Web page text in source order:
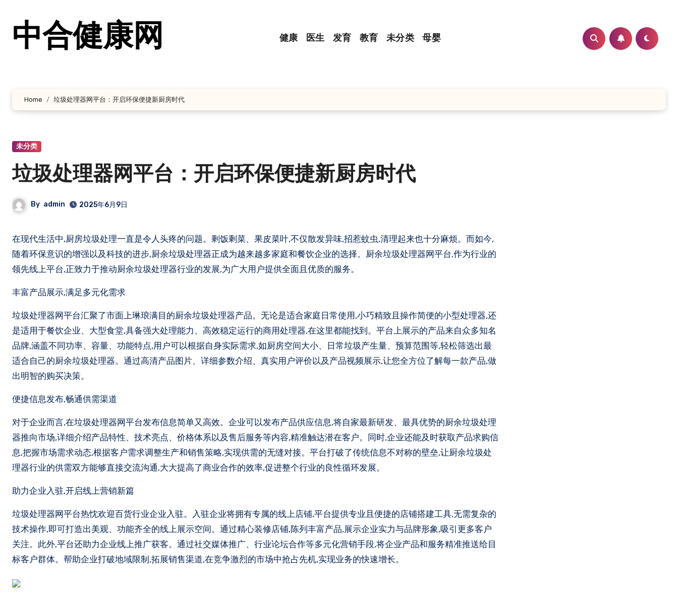
中合健康网 健康 医生 发育 教育 未分类 母婴
Home 垃圾处理器网平台：开启环保便捷新厨房时代
未分类
垃圾处理器网平台：开启环保便捷新厨房时代
By admin 2025年6月9日
在现代生活中,厨房垃圾处理一直是令人头疼的问题。剩饭剩菜、果皮菜叶,不仅散发异味,招惹蚊虫,清理起来也十分麻烦。而如今,
随着环保意识的增强以及科技的进步,厨余垃圾处理器正成为越来越多家庭和餐饮企业的选择。厨余垃圾处理器网平台,作为行业的
领先线上平台,正致力于推动厨余垃圾处理器行业的发展,为广大用户提供全面且优质的服务。
丰富产品展示,满足多元化需求
垃圾处理器网平台汇聚了市面上琳琅满目的厨余垃圾处理器产品。无论是适合家庭日常使用,小巧精致且操作简便的小型处理器,还
是适用于餐饮企业、大型食堂,具备强大处理能力、高效稳定运行的商用处理器,在这里都能找到。平台上展示的产品来自众多知名
品牌,涵盖不同功率、容量、功能特点,用户可以根据自身实际需求,如厨房空间大小、日常垃圾产生量、预算范围等,轻松筛选出最
适合自己的厨余垃圾处理器。通过高清产品图片、详细参数介绍、真实用户评价以及产品视频展示,让您全方位了解每一款产品,做
出明智的购买决策。
便捷信息发布,畅通供需渠道
对于企业而言,在垃圾处理器网平台发布信息简单又高效。企业可以发布产品供应信息,将自家最新研发、最具优势的厨余垃圾处理
器推向市场,详细介绍产品特性、技术亮点、价格体系以及售后服务等内容,精准触达潜在客户。同时,企业还能及时获取产品求购信
息,把握市场需求动态,根据客户需求调整生产和销售策略,实现供需的无缝对接。平台打破了传统信息不对称的壁垒,让厨余垃圾处
理器行业的供需双方能够直接交流沟通,大大提高了商业合作的效率,促进整个行业的良性循环发展。
助力企业入驻,开启线上营销新篇
垃圾处理器网平台热忱欢迎百货行业企业入驻。入驻企业将拥有专属的线上店铺,平台提供专业且便捷的店铺搭建工具,无需复杂的
技术操作,即可打造出美观、功能齐全的线上展示空间。通过精心装修店铺,陈列丰富产品,展示企业实力与品牌形象,吸引更多客户
关注。此外,平台还助力企业线上推广获客。通过社交媒体推广、行业论坛合作等多元化营销手段,将企业产品和服务精准推送给目
标客户群体。帮助企业打破地域限制,拓展销售渠道,在竞争激烈的市场中抢占先机,实现业务的快速增长。